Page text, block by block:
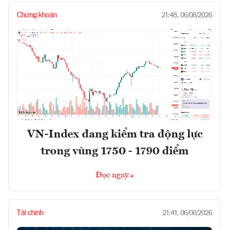
Chứng khoán 21:48, 06/08/2026
VN-Index đang kiểm tra động lực
trong vùng 1750 - 1790 điểm
Đọc ngay
Tài chính 21:41, 06/08/2026